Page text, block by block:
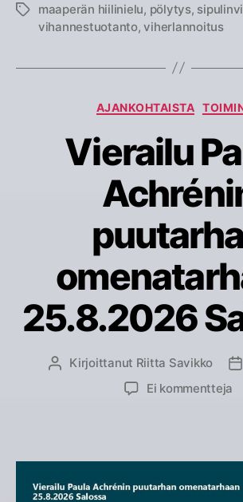
Avainsanat
maaperän hiilinielu, pölytys,
vihannestuotanto,viherlannoitus
AJANKOHTAISTA
Vierailu
25.8.2026
Kirjoittaja
Kirjoittanut Riitta Savikko
Ei kommentteja